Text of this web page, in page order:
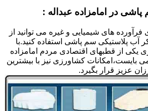
در امامزاده عبداله :
های شیمیایی و غیره می توانید از
آب پلاستیکی سم پاشی استفاده کنید.با
یکی از قطبهای اقتصادی مردم امامزاده
بایست،امکانات کشاورزی نیز با بیشترین
عزیز قرار بگیرد.